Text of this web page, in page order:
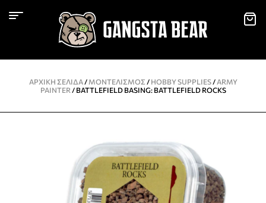
ΑΡΧΙΚΉ ΣΕΛΊΔΑ/ ΜΟΝΤΕΛΙΣΜΌΣ / HOBBY SUPPLIES/ ARMY
PAINTER / BATTLEFIELD BASING: BATTLEFIELD ROCKS